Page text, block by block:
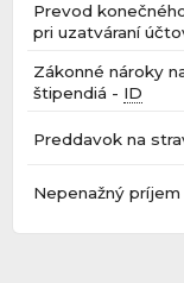
Prevod
pri uzatváraní
Zákonné nároky
štipendiá - ID
Preddavok na
Nepenažný príjem